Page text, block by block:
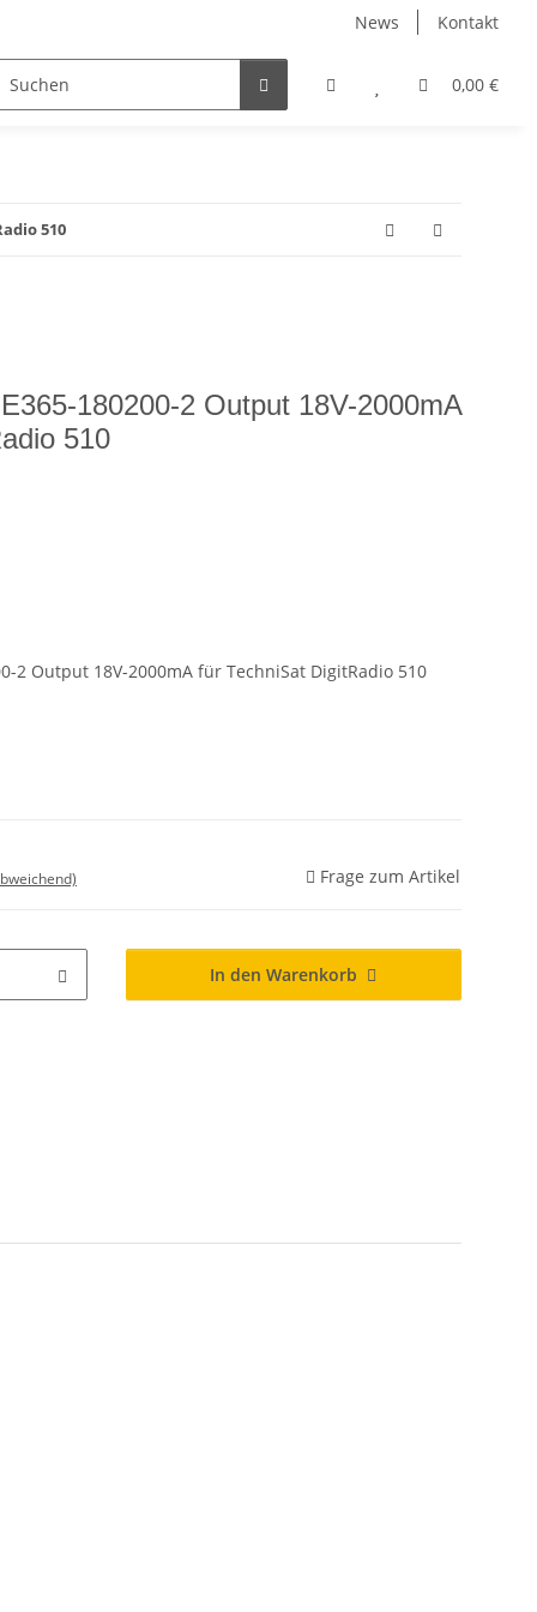
News Kontakt
0,00 €
510
180200-2 Output 18V-2000mA
510
2 Output 18V-2000mA für TechniSat DigitRadio 510
Frage zum Artikel
In den Warenkorb